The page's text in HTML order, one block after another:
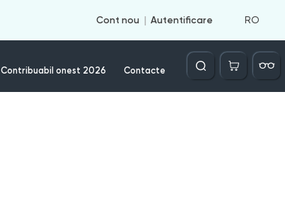
Cont nou Autentificare RO
Contribuabil onest 2026 Contacte
Căutare